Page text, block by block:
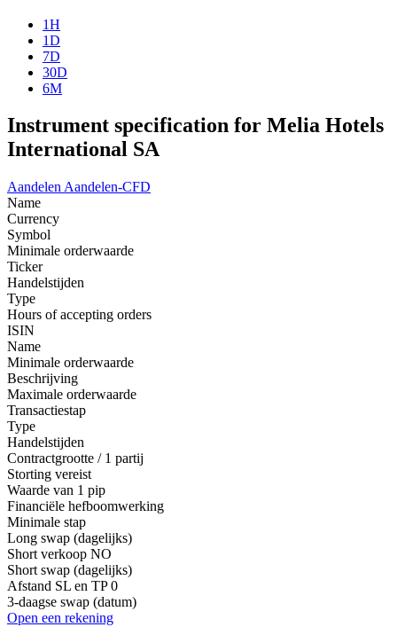
1H
1D
7D
30D
6M
Instrument specification for Melia Hotels
International SA
Aandelen Aandelen-CFD
Name
Currency
Symbol
Minimale orderwaarde
Ticker
Handelstijden
Type
Hours of accepting orders
ISIN
Name
Minimale orderwaarde
Beschrijving
Maximale orderwaarde
Transactiestap
Type
Handelstijden
Contractgrootte / 1 partij
Storting vereist
Waarde van 1 pip
Financiële hefboomwerking
Minimale stap
Long swap (dagelijks)
Short verkoop NO
Short swap (dagelijks)
Afstand SL en TP 0
3-daagse swap (datum)
Open een rekening